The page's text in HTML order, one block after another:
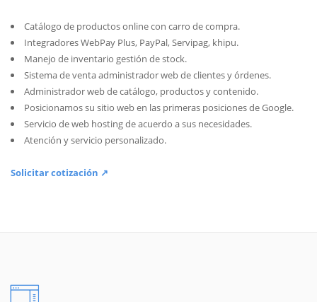
Catálogo de productos online con carro de compra.
Integradores WebPay Plus, PayPal, Servipag, khipu.
Manejo de inventario gestión de stock.
Sistema de venta administrador web de clientes y órdenes.
Administrador web de catálogo, productos y contenido.
Posicionamos su sitio web en las primeras posiciones de Google.
Servicio de web hosting de acuerdo a sus necesidades.
Atención y servicio personalizado.
Solicitar cotización ↗